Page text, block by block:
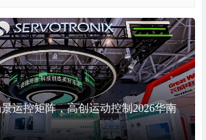
运控矩阵，高创运动控制2026华南